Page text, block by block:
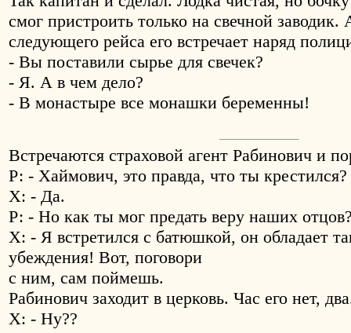
смог пристроить только на свечной
следующего рейса его встречает наряд
- Вы поставили сырье для свечек?
- Я. А в чем дело?
- В монастыре все монашки беременны!
Встречаются страховой агент Рабинович и
Р: - Хаймович, это правда, что ты крестился?
Х: - Да.
Р: - Но как ты мог предать веру наших
Х: - Я встретился с батюшкой, он обладает
убеждения! Вот, поговори
с ним, сам поймешь.
Рабинович заходит в церковь. Час его нет,
Х: - Ну??